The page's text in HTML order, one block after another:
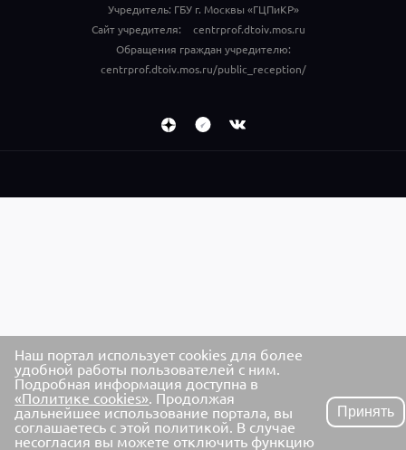
Учредитель: ГБУ г. Москвы «ГЦПиКР»
Сайт учредителя:
centrprof.dtoiv.mos.ru
Обращения граждан учредителю:
centrprof.dtoiv.mos.ru/public_reception/
Наш портал использует cookies для более
удобной работы пользователей с ним.
Подробная информация доступна в
«Политике cookies». Продолжая
дальнейшее использование портала, вы
соглашаетесь с этой политикой. В случае
несогласия вы можете отключить функцию
Принять